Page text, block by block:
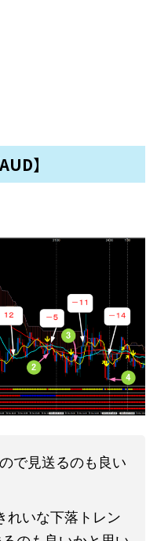
】
見送るのも良い
いな下落トレン